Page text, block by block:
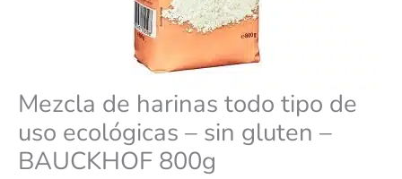
Mezcla de harinas todo tipo de
uso ecológicas – sin gluten –
BAUCKHOF 800g